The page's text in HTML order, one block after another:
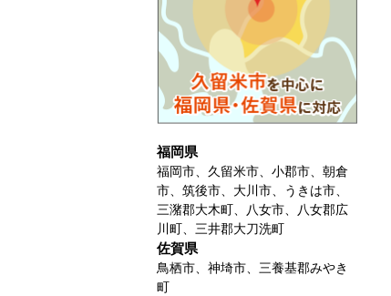
福岡県
福岡市、久留米市、小郡市、朝倉
市、筑後市、大川市、うきは市、
三潴郡大木町、八女市、八女郡広
川町、三井郡大刀洗町
佐賀県
鳥栖市、神埼市、三養基郡みやき
町